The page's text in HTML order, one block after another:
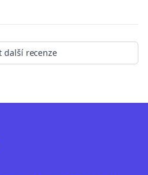
další recenze